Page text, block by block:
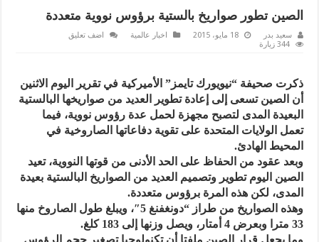
الصين تطور صواريخ بالستية برؤوس نووية متعددة
سعيد بدر 18 مايو، 2015 اخبار عالمية
اضف تعليق
344 زيارة
ذكرت صحيفة “نيويورك تايمز” الأميركية في تقرير اليوم الاثنين
أن الصين تسعى إلى إعادة تطوير العديد من صواريخها البالستية
البعيدة المدى لتصبح مجهزة لحمل عدة رؤوس نووية، فيما
تعمل الولايات المتحدة على تقوية دفاعاتها الصاروخية في
المحيط الهادئ.
وبعد عقود من الحفاظ على الحد الأدنى من قوتها النووية، تعيد
الصين اليوم تطوير وتصميم العديد من الصواريخ البالستية بعيدة
المدى، لكن هذه المرة برؤوس متعددة.
وهذه الصواريخ من طراز “دونغفنغ 5″، ويبلغ طول الصاروخ منها
33 مترا وبعرض 4 أمتار، ويصل وزنها إلى 183 كلغ.
وما يجعل قرار الصين ملفتا أن تكنولوجيا تصغير حجم الرؤوس